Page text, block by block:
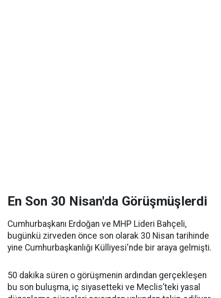
En Son 30 Nisan'da Görüşmüşlerdi
Cumhurbaşkanı Erdoğan ve MHP Lideri Bahçeli,
bugünkü zirveden önce son olarak 30 Nisan tarihinde
yine Cumhurbaşkanlığı Külliyesi'nde bir araya gelmişti.
50 dakika süren o görüşmenin ardından gerçekleşen
bu son buluşma, iç siyasetteki ve Meclis’teki yasal